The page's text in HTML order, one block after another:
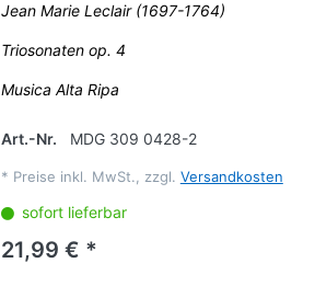
Jean Marie Leclair (1697-1764)
Triosonaten op. 4
Musica Alta Ripa
Art.-Nr. MDG 309 0428-2
* Preise inkl. MwSt., zzgl. Versandkosten
sofort lieferbar
21,99 € *